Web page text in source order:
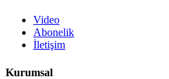
Video
Abonelik
İletişim
Kurumsal